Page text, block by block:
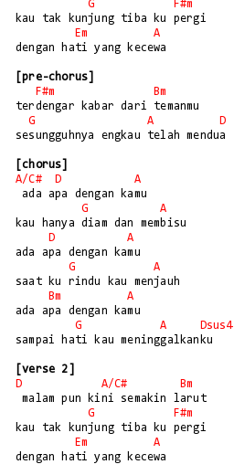
G
F#m
kau tak kunjung tiba ku pergi
Em
A
dengan hati yang kecewa
[pre-chorus]
F#m
Bm
terdengar kabar dari temanmu
G
A
D
sesungguhnya engkau telah mendua
[chorus]
A/C# D
A
ada apa dengan kamu
G
A
kau hanya diam dan membisu
D
A
ada apa dengan kamu
G
A
saat ku rindu kau menjauh
Bm
A
ada apa dengan kamu
G
A Dsus4
sampai hati kau meninggalkanku
[verse 2]
D
A/C#
Bm
malam pun kini semakin larut
G
F#m
kau tak kunjung tiba ku pergi
Em
A
dengan hati yang kecewa